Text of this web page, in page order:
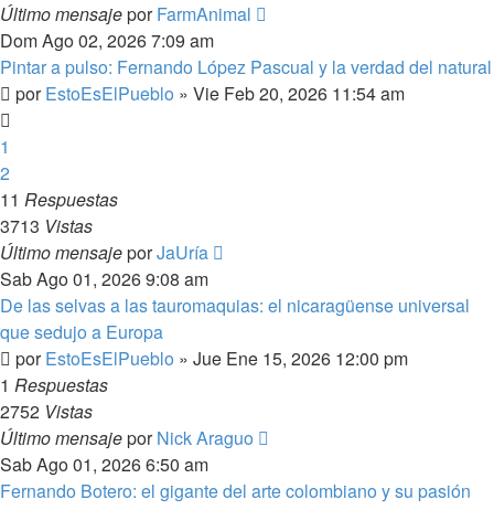
Último mensajeporFarmAnimal
Dom Ago 02, 2026 7:09 am
Pintar a pulso: Fernando López Pascual y la verdad del natural
porEstoEsElPueblo » Vie Feb 20, 2026 11:54 am
1
2
11 Respuestas
3713 Vistas
Último mensajeporJaUría
Sab Ago 01, 2026 9:08 am
De las selvas a las tauromaquias: el nicaragüense universal
que sedujo a Europa
porEstoEsElPueblo » Jue Ene 15, 2026 12:00 pm
1 Respuestas
2752 Vistas
Último mensajeporNick Araguo
Sab Ago 01, 2026 6:50 am
Fernando Botero: el gigante del arte colombiano y su pasión